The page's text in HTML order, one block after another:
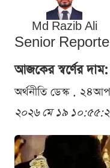
Md Razib Ali
Senior
আজকের স্বর্ণের
অর্থনীতি ডেস্ক .
২০২৬ মে ১৯